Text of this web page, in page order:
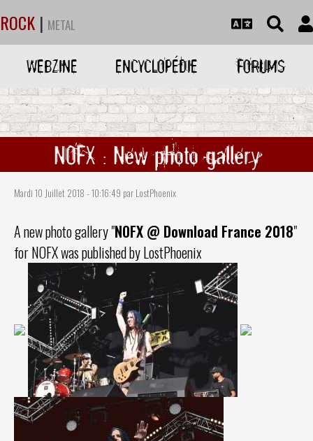
ROCK | METAL
WEBZINE ENCYCLOPÉDIE FORUMS
NOFX : New photo gallery
Mardi 10 Juillet 2018 - 10:16:49 par LostPhoenix
A new photo gallery "NOFX @ Download France 2018"
forNOFXwas published by LostPhoenix